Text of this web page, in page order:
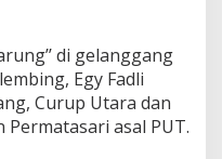
di gelanggang
Egy Fadli
Curup Utara dan
asal PUT.